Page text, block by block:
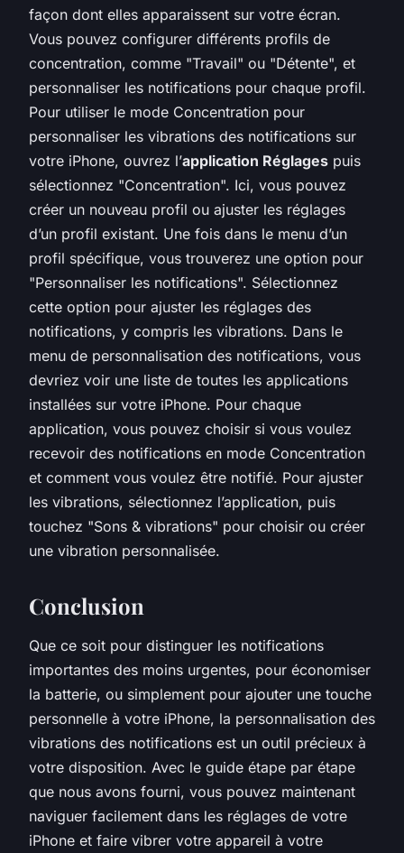
façon dont elles apparaissent sur votre écran.
Vous pouvez configurer différents profils de
concentration, comme "Travail" ou "Détente", et
personnaliser les notifications pour chaque profil.
Pour utiliser le mode Concentration pour
personnaliser les vibrations des notifications sur
votre iPhone, ouvrez l’application Réglages puis
sélectionnez "Concentration". Ici, vous pouvez
créer un nouveau profil ou ajuster les réglages
d’un profil existant. Une fois dans le menu d’un
profil spécifique, vous trouverez une option pour
"Personnaliser les notifications". Sélectionnez
cette option pour ajuster les réglages des
notifications, y compris les vibrations. Dans le
menu de personnalisation des notifications, vous
devriez voir une liste de toutes les applications
installées sur votre iPhone. Pour chaque
application, vous pouvez choisir si vous voulez
recevoir des notifications en mode Concentration
et comment vous voulez être notifié. Pour ajuster
les vibrations, sélectionnez l’application, puis
touchez "Sons & vibrations" pour choisir ou créer
une vibration personnalisée.
Conclusion
Que ce soit pour distinguer les notifications
importantes des moins urgentes, pour économiser
la batterie, ou simplement pour ajouter une touche
personnelle à votre iPhone, la personnalisation des
vibrations des notifications est un outil précieux à
votre disposition. Avec le guide étape par étape
que nous avons fourni, vous pouvez maintenant
naviguer facilement dans les réglages de votre
iPhone et faire vibrer votre appareil à votre